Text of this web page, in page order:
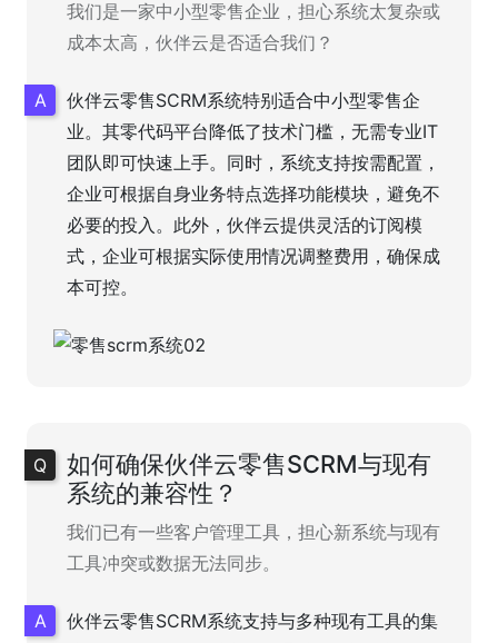
我们是一家中小型零售企业，担心系统太复杂或
成本太高，伙伴云是否适合我们？
伙伴云零售SCRM系统特别适合中小型零售企
业。其零代码平台降低了技术门槛，无需专业IT
团队即可快速上手。同时，系统支持按需配置，
企业可根据自身业务特点选择功能模块，避免不
必要的投入。此外，伙伴云提供灵活的订阅模
式，企业可根据实际使用情况调整费用，确保成
本可控。
如何确保伙伴云零售SCRM与现有
系统的兼容性？
我们已有一些客户管理工具，担心新系统与现有
工具冲突或数据无法同步。
伙伴云零售SCRM系统支持与多种现有工具的集